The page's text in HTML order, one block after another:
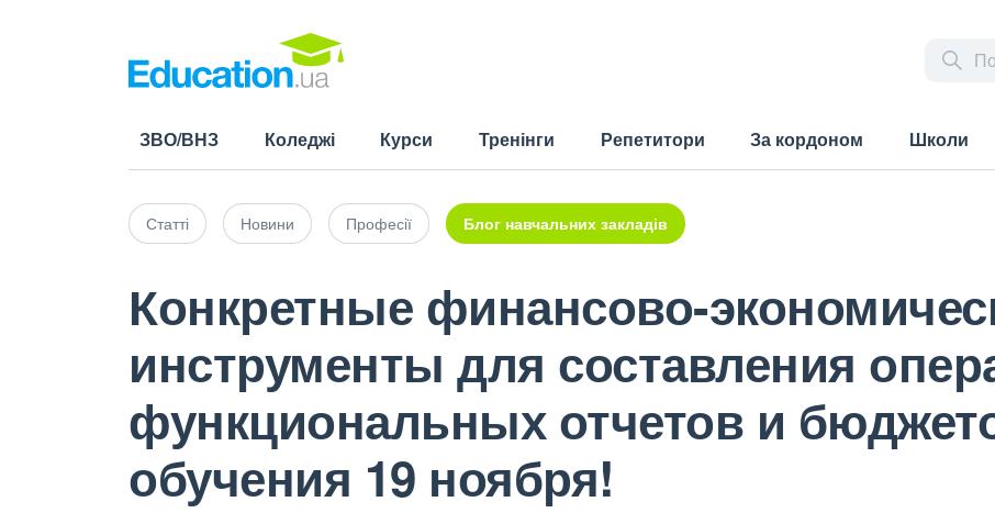
ЗВО/ВНЗ Коледжі Курси Тренінги Репетитори За кордоном Школи
Статті Новини Професії Блог навчальних закладів
Конкретные финансово-
инструменты для составления
функциональных отчетов и
обучения 19 ноября!